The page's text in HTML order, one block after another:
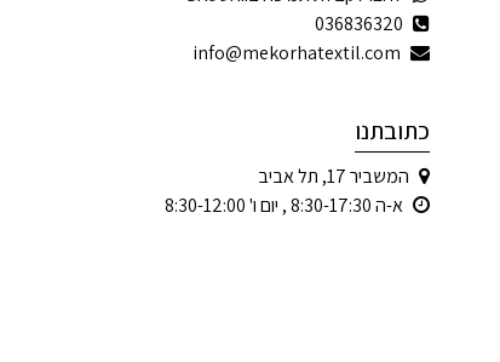
036836320
info@mekorhatextil.com
כתובתנו
המשביר 17, תל אביב
א-ה 8:30-17:30 , יום ו' 8:30-12:00